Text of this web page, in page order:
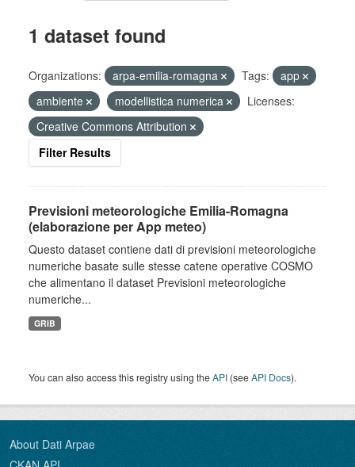
1 dataset found
Organizations: arpa-emilia-romagna Tags:
app
ambiente
modellistica numerica
Licenses:
Creative Commons Attribution
Filter Results
Previsioni meteorologiche Emilia-Romagna
(elaborazione per App meteo)
Questo dataset contiene dati di previsioni meteorologiche
numeriche basate sulle stesse catene operative COSMO
che alimentano il dataset Previsioni meteorologiche
numeriche...
GRIB
You can also access this registry using theAPI (seeAPI Docs).
About Dati Arpae